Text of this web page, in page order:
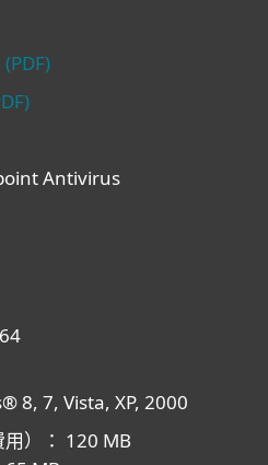
Antivirus
8, 7, Vista, XP, 2000
）： 120 MB